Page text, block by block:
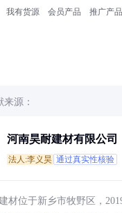
我有货源 会员产品 推广产品
源：
河南昊耐建材有限公司
法人:李义昊 通过真实性核验
材位于新乡市牧野区，